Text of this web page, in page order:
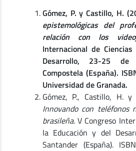
Gómez, P. y Castillo, H.
epistemológicas del
relación con los
Internacional de
Desarrollo, 23-25
Compostela (España).
Universidad de Granada.
Gómez, P., Castillo, H. y
Innovando con teléfonos
brasileña.V Congreso
la Educación y del
Santander (España).